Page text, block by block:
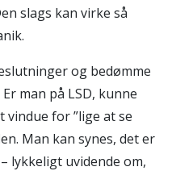
slags kan virke så
og bedømme
man på LSD, kunne
for ”lige at se
Man kan synes, det er
lykkeligt uvidende om,